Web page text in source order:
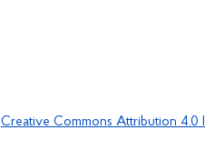
Creative Commons Attribution 4.0